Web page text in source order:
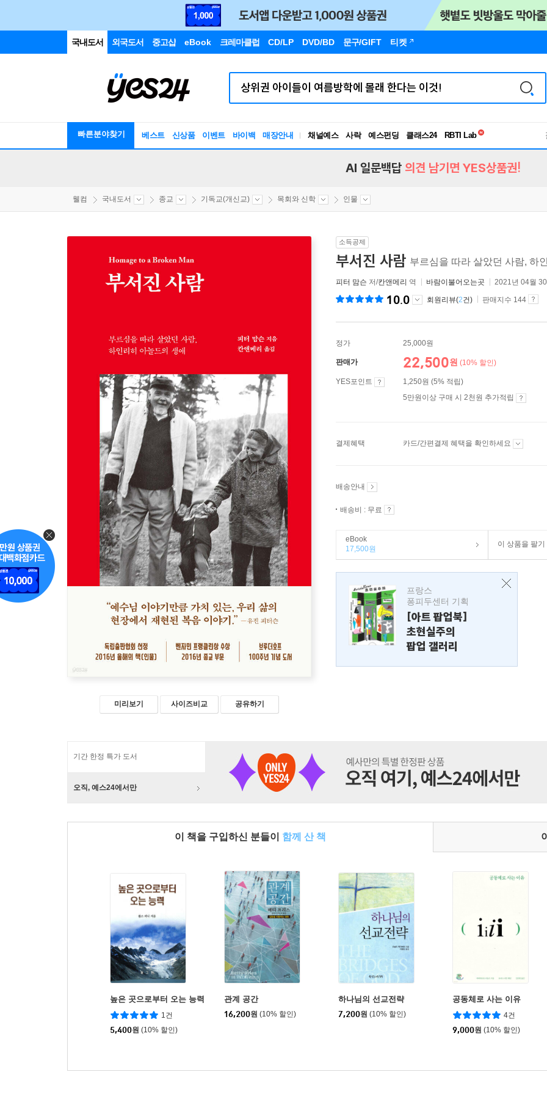
국내도서 외국도서 중고샵 eBook 크레마클럽 CD/LP DVD/BD 문구/GIFT 티켓
빠른분야찾기 베스트 신상품 이벤트 바이백 매장안내 채널예스 사락 예스펀딩 클래스24
RBTI Lab
독서유형검사
AI 일문백답 의견 남기면 YES상품권!
웰컴 국내도서 종교 기독교(개신교) 목회와 신학 인물
미리보기 사이즈비교 공유하기
소득공제
부서진 사람 부르심을 따라 살았던 사람, 하
피터 맘슨 저/칸앤메리 역 바람이불어오는곳 2021년 04월
10.0 회원리뷰(2건) 판매지수 144
정가 25,000원
판매가 22,500원 (10% 할인)
YES포인트
1,250원 (5% 적립)
5만원이상 구매 시 2천원 추가적립
결제혜택 카드/간편결제 혜택을 확인하세요
배송안내
배송비 : 무료
eBook
17,500원
이 상품을 팔기
프랑스
퐁피두센터 기획
[아트 팝업북]
초현실주의
팝업 갤러리
기간 한정 특가 도서
오직, 예스24에서만
이 책을 구입하신 분들이 함께 산 책
높은 곳으로부터 오는 능력
1건
5,400원 (10% 할인)
관계 공간
16,200원 (10% 할인)
하나님의 선교전략
7,200원 (10% 할인)
공동체로 사는 이유
4건
9,000원 (10% 할인)